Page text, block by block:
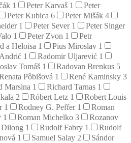
1 Peter Karvaš 1
Peter
Peter Kubica 6 Peter Mišák 4
1 Peter Sever 1
Peter Singer
1 Peter Zvon 1
Petr
a Heloisa 1 Pius Miroslav 1
1 Radomir Uljarević 1
Tomáš 1 Radovan Brenkus 5
Pôbišová 1 René Kaminsky 3
Marsina 1 Richard Tarnas 1
2 Róbert Letz 1
Robert Louis
1 Rodney G. Peffer 1
Roman
1 Roman Michelko 3
Rozanov
1 Rudolf Fabry 1
Rudolf
1 Samuel Salay 2
Sándor